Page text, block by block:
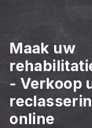
Maak uw
-Verkoop
online